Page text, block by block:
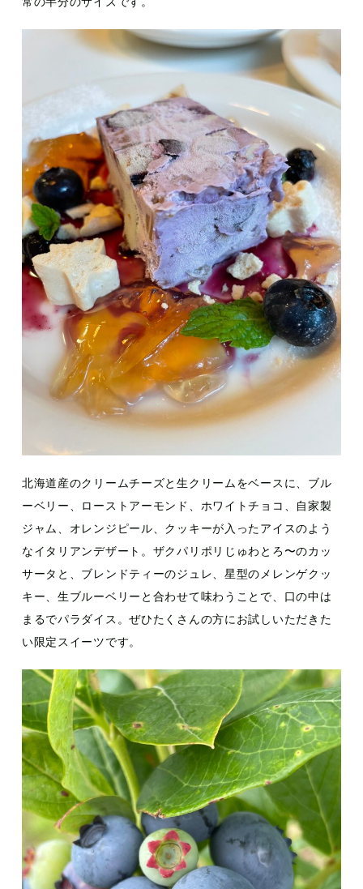
北海道産のクリームチーズと生クリームをベースに、ブル
ーベリー、ローストアーモンド、ホワイトチョコ、自家製
ジャム、オレンジピール、クッキーが入ったアイスのよう
なイタリアンデザート。ザクパリポリじゅわとろ〜のカッ
サータと、ブレンドティーのジュレ、星型のメレンゲクッ
キー、生ブルーベリーと合わせて味わうことで、口の中は
まるでパラダイス。ぜひたくさんの方にお試しいただきた
い限定スイーツです。